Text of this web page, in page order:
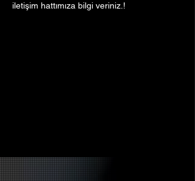
iletişim hattımıza bilgi veriniz.!